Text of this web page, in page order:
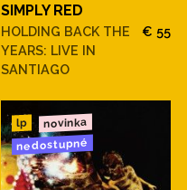
SIMPLY RED
HOLDING BACK THE
YEARS: LIVE IN
SANTIAGO
€ 55
lp novinka
nedostupné